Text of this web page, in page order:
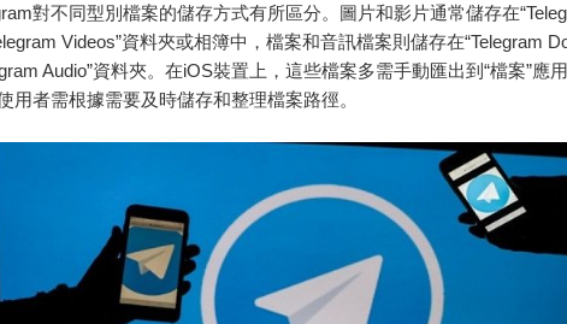
對不同型別檔案的儲存方式有所區分。圖片和影片通常儲存在
Videos”資料夾或相簿中，檔案和音訊檔案則儲存在“Telegram
Audio”資料夾。在iOS裝置上，這些檔案多需手動匯出到“檔案”應
用者需根據需要及時儲存和整理檔案路徑。